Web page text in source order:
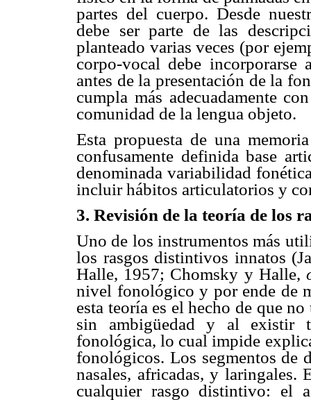
partes del cuerpo. Desde
debe ser parte de las
planteado varias veces (por
corpo-vocal debe incorporarse
antes de la presentación de la
cumpla más adecuadamente
comunidad de la lengua objeto.
Esta propuesta de una
confusamente definida base
denominada variabilidad
incluir hábitos articulatorios y
3. Revisión de la teoría de los
Uno de los instrumentos más
los rasgos distintivos innatos
Halle, 1957; Chomsky y Halle,
nivel fonológico y por ende de
esta teoría es el hecho de que
sin ambigüedad y al existir
fonológica, lo cual impide
fonológicos. Los segmentos de
nasales, africadas, y
cualquier rasgo distintivo: el